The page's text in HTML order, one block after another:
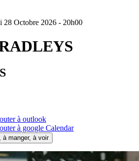
28 Octobre 2026 - 20h00
à outlook
à google Calendar
à manger, à voir